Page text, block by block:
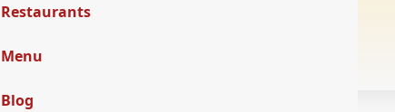
Restaurants
Menu
Blog